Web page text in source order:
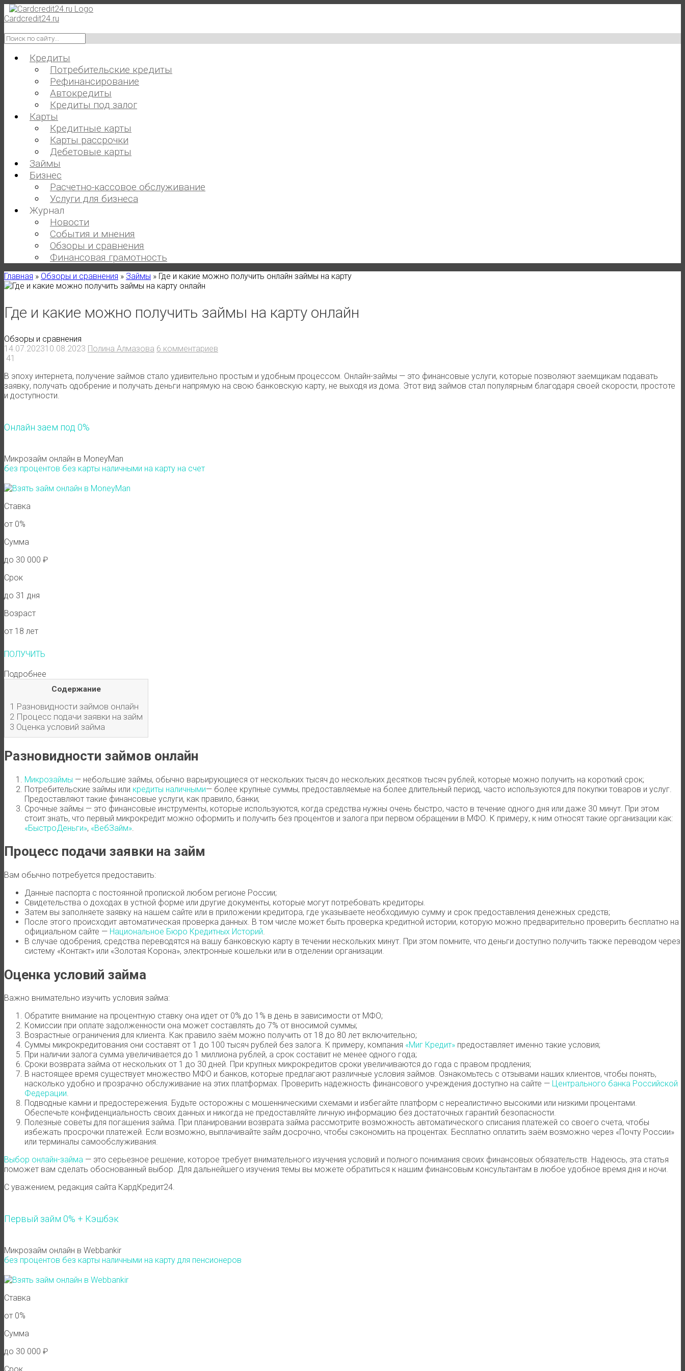
Skip
to
Cardcredit24.ru
Искать
для:
Кредиты
Потребительские кредиты
Рефинансирование
Автокредиты
Кредиты под залог
Карты
Кредитные карты
Карты рассрочки
Дебетовые карты
Займы
Бизнес
Расчетно-кассовое обслуживание
Услуги для бизнеса
Журнал
Новости
События и мнения
Обзоры и сравнения
Финансовая грамотность
Главная » Обзоры и сравнения » Займы » Где и какие можно получить онлайн займы на карту
Где и какие можно получить займы на карту онлайн
Обзоры и сравнения
14.07.202310.08.2023 Полина Алмазова 6 комментариев
41
В эпоху интернета, получение займов стало удивительно простым и удобным процессом. Онлайн-займы — это финансовые услуги, которые позволяют заемщикам подавать
заявку, получать одобрение и получать деньги напрямую на свою банковскую карту, не выходя из дома. Этот вид займов стал популярным благодаря своей скорости, простоте
и доступности.
Онлайн заем под 0%
Микрозайм онлайн в MoneyMan
без процентов без карты наличными на карту на счет
Ставка
от 0%
Сумма
до 30 000 ₽
Срок
до 31 дня
Возраст
от 18 лет
ПОЛУЧИТЬ
Подробнее
Содержание
1 Разновидности займов онлайн
2 Процесс подачи заявки на займ
3 Оценка условий займа
Разновидности займов онлайн
Микрозаймы — небольшие займы, обычно варьирующиеся от нескольких тысяч до нескольких десятков тысяч рублей, которые можно получить на короткий срок;
Потребительские займы или кредиты наличными— более крупные суммы, предоставляемые на более длительный период, часто используются для покупки товаров и услуг.
Предоставляют такие финансовые услуги, как правило, банки;
Срочные займы — это финансовые инструменты, которые используются, когда средства нужны очень быстро, часто в течение одного дня или даже 30 минут. При этом
стоит знать, что первый микрокредит можно оформить и получить без процентов и залога при первом обращении в МФО. К примеру, к ним относят такие организации как:
«БыстроДеньги», «ВебЗайм».
Процесс подачи заявки на займ
Вам обычно потребуется предоставить:
Данные паспорта с постоянной пропиской любом регионе России;
Свидетельства о доходах в устной форме или другие документы, которые могут потребовать кредиторы.
Затем вы заполняете заявку на нашем сайте или в приложении кредитора, где указываете необходимую сумму и срок предоставления денежных средств;
После этого происходит автоматическая проверка данных. В том числе может быть проверка кредитной истории, которую можно предварительно проверить бесплатно на
официальном сайте — Национальное Бюро Кредитных Историй.
В случае одобрения, средства переводятся на вашу банковскую карту в течении нескольких минут. При этом помните, что деньги доступно получить также переводом через
систему «Контакт» или «Золотая Корона», электронные кошельки или в отделении организации.
Оценка условий займа
Важно внимательно изучить условия займа:
Обратите внимание на процентную ставку она идет от 0% до 1% в день в зависимости от МФО;
Комиссии при оплате задолженности она может составлять до 7% от вносимой суммы;
Возрастные ограничения для клиента. Как правило заём можно получить от 18 до 80 лет включительно;
Суммы микрокредитования они составят от 1 до 100 тысяч рублей без залога. К примеру, компания «Миг Кредит» предоставляет именно такие условия;
При наличии залога сумма увеличивается до 1 миллиона рублей, а срок составит не менее одного года;
Сроки возврата займа от нескольких от 1 до 30 дней. При крупных микрокредитов сроки увеличиваются до года с правом продления;
В настоящее время существует множество МФО и банков, которые предлагают различные условия займов. Ознакомьтесь с отзывами наших клиентов, чтобы понять,
насколько удобно и прозрачно обслуживание на этих платформах. Проверить надежность финансового учреждения доступно на сайте — Центрального банка Российской
Федерации.
Подводные камни и предостережения. Будьте осторожны с мошенническими схемами и избегайте платформ с нереалистично высокими или низкими процентами.
Обеспечьте конфиденциальность своих данных и никогда не предоставляйте личную информацию без достаточных гарантий безопасности.
Полезные советы для погашения займа. При планировании возврата займа рассмотрите возможность автоматического списания платежей со своего счета, чтобы
избежать просрочки платежей. Если возможно, выплачивайте займ досрочно, чтобы сэкономить на процентах. Бесплатно оплатить заём возможно через «Почту России»
или терминалы самообслуживания.
Выбор онлайн-займа — это серьезное решение, которое требует внимательного изучения условий и полного понимания своих финансовых обязательств. Надеюсь, эта статья
поможет вам сделать обоснованный выбор. Для дальнейшего изучения темы вы можете обратиться к нашим финансовым консультантам в любое удобное время дня и ночи.
С уважением, редакция сайта КардКредит24.
Первый займ 0% + Кэшбэк
Микрозайм онлайн в Webbankir
без процентов без карты наличными на карту для пенсионеров
Ставка
от 0%
Сумма
до 30 000 ₽